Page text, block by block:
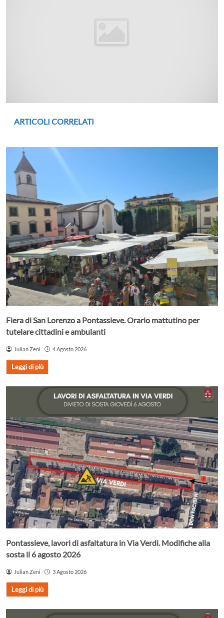
ARTICOLI CORRELATI
Fiera di San Lorenzo a Pontassieve. Orario mattutino per
tutelare cittadini e ambulanti
Julian Zeni 4 Agosto 2026
Leggi di più
Pontassieve, lavori di asfaltatura in Via Verdi. Modifiche alla
sosta il 6 agosto 2026
Julian Zeni 3 Agosto 2026
Leggi di più